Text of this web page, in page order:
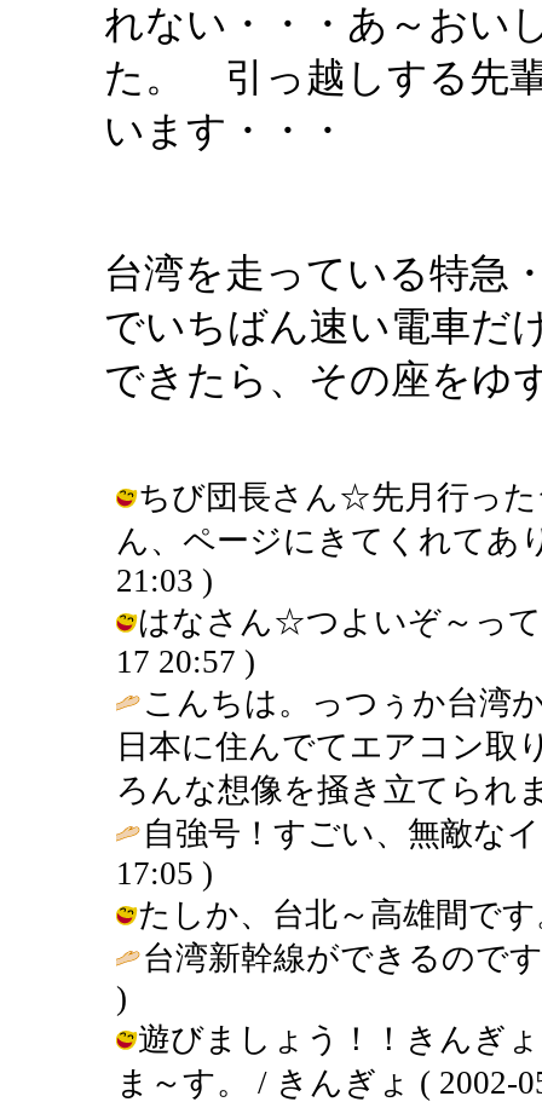
れない・・・あ～おい
た。 引っ越しする先
います・・・
台湾を走っている特急
でいちばん速い電車だ
できたら、その座をゆ
ちび団長さん☆先月行っ
ん、ページにきてくれてあ
21:03 )
はなさん☆つよいぞ～っ
17 20:57 )
こんちは。っつぅか台湾
日本に住んでてエアコン取
ろんな想像を掻き立てられ
自強号！すごい、無敵な
17:05 )
たしか、台北～高雄間で
台湾新幹線ができるので
)
遊びましょう！！きんぎ
ま～す。 / きんぎょ ( 2002-